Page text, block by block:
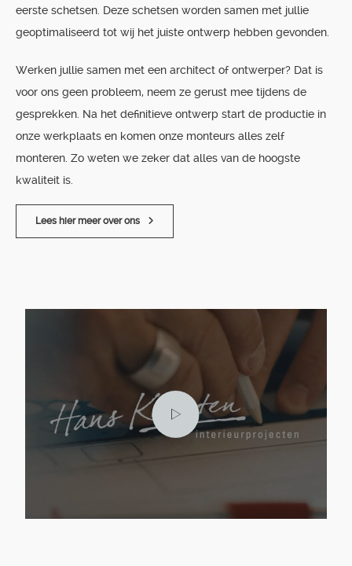
eerste schetsen. Deze schetsen worden samen met jullie
geoptimaliseerd tot wij het juiste ontwerp hebben gevonden.
Werken jullie samen met een architect of ontwerper? Dat is
voor ons geen probleem, neem ze gerust mee tijdens de
gesprekken. Na het definitieve ontwerp start de productie in
onze werkplaats en komen onze monteurs alles zelf
monteren. Zo weten we zeker dat alles van de hoogste
kwaliteit is.
Lees hier meer over ons